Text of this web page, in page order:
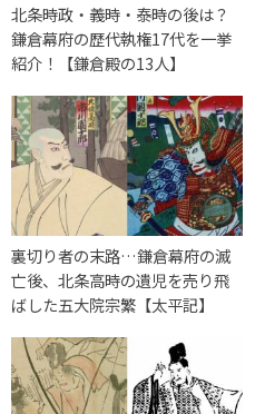
北条時政・義時・泰時の後は？
鎌倉幕府の歴代執権17代を一挙
紹介！【鎌倉殿の13人】
裏切り者の末路…鎌倉幕府の滅
亡後、北条高時の遺児を売り飛
ばした五大院宗繁【太平記】